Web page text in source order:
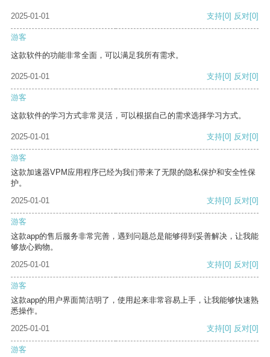
2025-01-01 支持[0] 反对[0]
游客
这款软件的功能非常全面，可以满足我所有需求。
2025-01-01 支持[0] 反对[0]
游客
这款软件的学习方式非常灵活，可以根据自己的需求选择学习方式。
2025-01-01 支持[0] 反对[0]
游客
这款加速器VPM应用程序已经为我们带来了无限的隐私保护和安全性保
护。
2025-01-01
支持[0] 反对[0]
游客
这款app的售后服务非常完善，遇到问题总是能够得到妥善解决，让我能
够放心购物。
2025-01-01
支持[0] 反对[0]
游客
这款app的用户界面简洁明了，使用起来非常容易上手，让我能够快速熟
悉操作。
2025-01-01
支持[0] 反对[0]
游客